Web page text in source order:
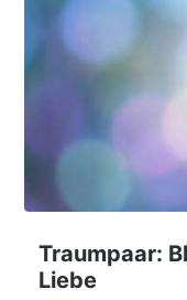
Traumpaar:
Liebe